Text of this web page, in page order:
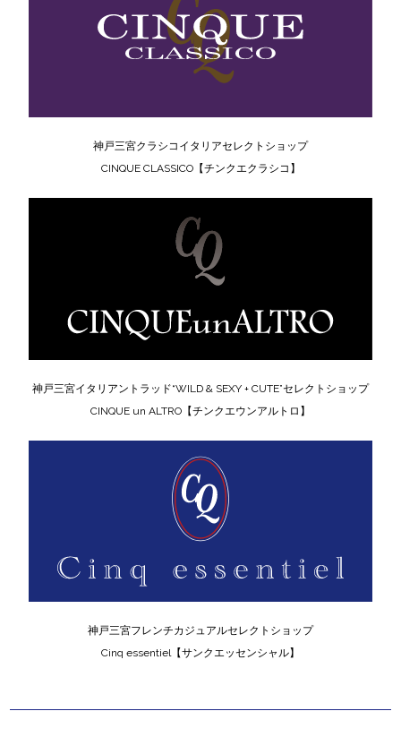
神戸三宮クラシコイタリアセレクトショップ
CINQUE CLASSICO【チンクエクラシコ】
神戸三宮イタリアントラッド“WILD & SEXY + CUTE”セレクトショップ
CINQUE un ALTRO【チンクエウンアルトロ】
神戸三宮フレンチカジュアルセレクトショップ
Cinq essentiel【サンクエッセンシャル】